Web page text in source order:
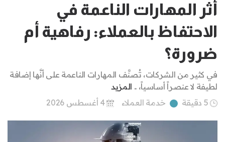
أثر المهارات الناعمة في
الاحتفاظ بالعملاء: رفاهية أم
ضرورة؟
في كثير من الشركات، تُصنَّف المهارات الناعمة على أنَّها إضافة
لطيفة لا عنصراً أساسياً، .. المزيد
5 دقيقة
خدمة العملاء 4 أغسطس 2026